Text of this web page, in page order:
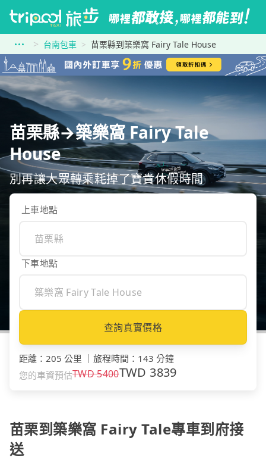
台南包車 苗栗縣到築樂窩 Fairy Tale House
苗栗縣→築樂窩 Fairy Tale
House
別再讓大眾轉乘耗掉了寶貴休假時間
上車地點
下車地點
查詢真實價格
距離 ： 205 公里 旅程時間 ： 143 分鐘
您的車資預估TWD5400TWD 3839
苗栗到築樂窩 Fairy Tale專車到府接
送